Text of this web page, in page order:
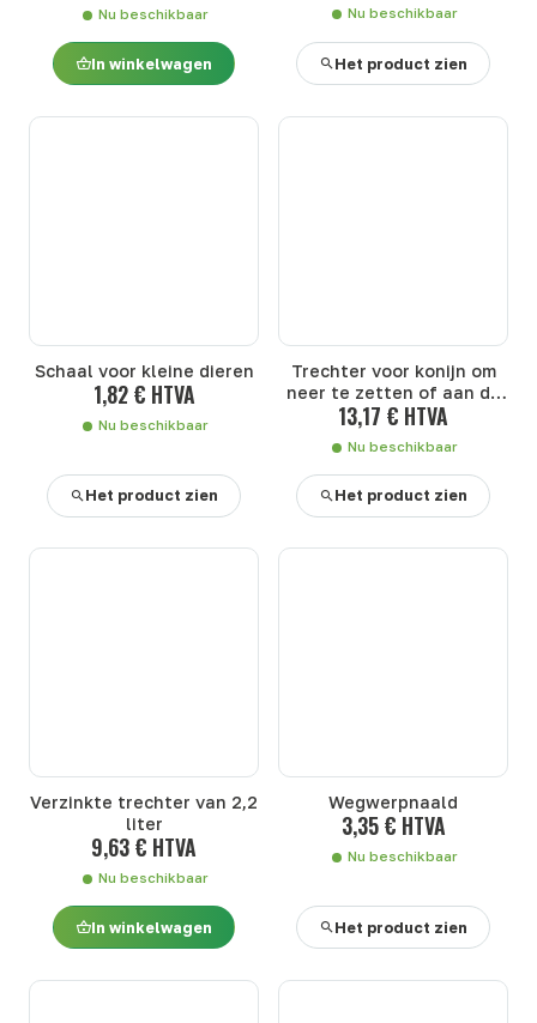
Nu beschikbaar
In winkelwagen
Nu beschikbaar
Het product zien
Schaal voor kleine dieren
1,82 € HTVA
Nu beschikbaar
Het product zien
Trechter voor konijn om
neer te zetten of aan de
kooi te bevestigen
13,17 € HTVA
Nu beschikbaar
Het product zien
Verzinkte trechter van 2,2
liter
9,63 € HTVA
Nu beschikbaar
In winkelwagen
Wegwerpnaald
3,35 € HTVA
Nu beschikbaar
Het product zien